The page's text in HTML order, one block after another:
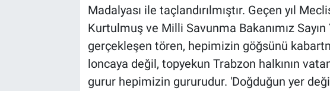
Madalyası ile taçlandırılmıştır. Geçen yıl
Kurtulmuş ve Milli Savunma Bakanımız Sayın
gerçekleşen tören, hepimizin göğsünü
loncaya değil, topyekun Trabzon halkının
gurur hepimizin gururudur. 'Doğduğun yer